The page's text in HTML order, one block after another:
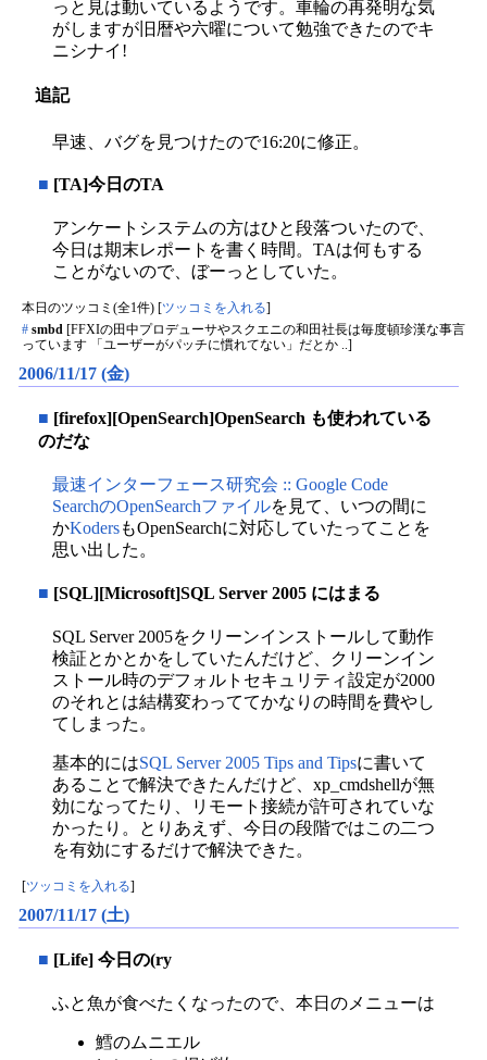
っと見は動いているようです。車輪の再発明な気
がしますが旧暦や六曜について勉強できたのでキ
ニシナイ!
追記
早速、バグを見つけたので16:20に修正。
■ [TA]今日のTA
アンケートシステムの方はひと段落ついたので、
今日は期末レポートを書く時間。TAは何もする
ことがないので、ぼーっとしていた。
本日のツッコミ(全1件) [ ツッコミを入れる
# smbd [FFXIの田中プロデューサやスクエニの和田社長は毎度頓珍漢な事言
っています 「ユーザーがパッチに慣れてない」だとか ..]
2006/11/17 (金)
■ [firefox][OpenSearch]OpenSearch も使われている
のだな
最速インターフェース研究会 :: Google Code
SearchのOpenSearchファイルを見て、いつの間に
かKodersもOpenSearchに対応していたってことを
思い出した。
■ [SQL][Microsoft]SQL Server 2005 にはまる
SQL Server 2005をクリーンインストールして動作
検証とかとかをしていたんだけど、クリーンイン
ストール時のデフォルトセキュリティ設定が2000
のそれとは結構変わっててかなりの時間を費やし
てしまった。
基本的にはSQL Server 2005 Tips and Tipsに書いて
あることで解決できたんだけど、xp_cmdshellが無
効になってたり、リモート接続が許可されていな
かったり。とりあえず、今日の段階ではこの二つ
を有効にするだけで解決できた。
[ツッコミを入れる]
2007/11/17 (土)
■ [Life] 今日の(ry
ふと魚が食べたくなったので、本日のメニューは
鱈のムニエル